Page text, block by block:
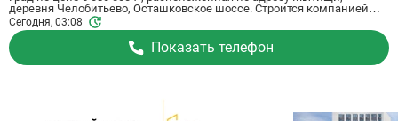
деревня Челобитьево, Осташковское шоссе. Строится компанией
Ingrad. Квартира сдается в 3 квартале 2026 года с черновой отделкой,
в 26 минутах на машине от метро Медведково. Общая площадь
квартиры - 23.3 кв. м. Этаж 2 из 23. ID квартиры на СтройкиРУ 759032,
сообщите его когда будете звонить.
Сегодня, 03:08
Показать телефон